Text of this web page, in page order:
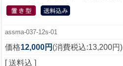
assma-037-12s-01
価格12,000円 (消費税込:13,200円)
[ 送料込 ]